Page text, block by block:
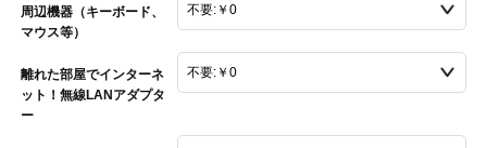
周辺機器（キーボード、
マウス等）
離れた部屋でインターネ
ット！無線LANアダプタ
ー